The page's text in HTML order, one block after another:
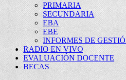
PRIMARIA
SECUNDARIA
EBA
EBE
INFORMES DE
RADIO EN VIVO
EVALUACIÓN DOCENTE
BECAS